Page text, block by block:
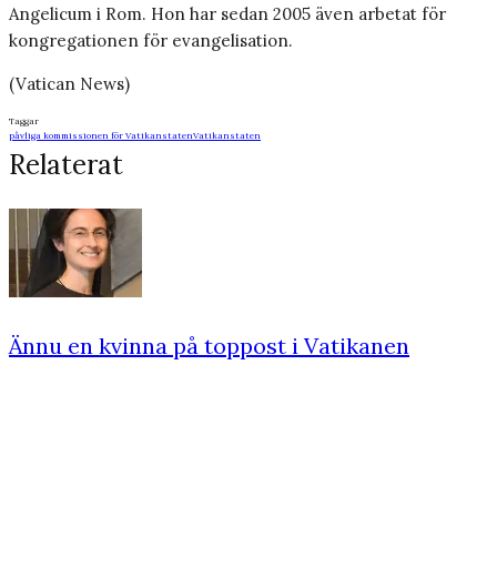
Angelicum i Rom. Hon har sedan 2005 även arbetat för
kongregationen för evangelisation.
(Vatican News)
Taggar
påvliga kommissionen för VatikanstatenVatikanstaten
Relaterat
Ännu en kvinna på toppost i Vatikanen